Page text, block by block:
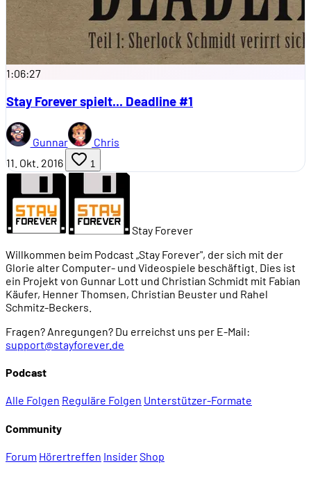
1:06:27
Stay Forever spielt... Deadline #1
Gunnar
Chris
11. Okt. 2016
1
Stay Forever
Willkommen beim Podcast „Stay Forever", der sich mit der
Glorie alter Computer- und Videospiele beschäftigt. Dies ist
ein Projekt von Gunnar Lott und Christian Schmidt mit Fabian
Käufer, Henner Thomsen, Christian Beuster und Rahel
Schmitz-Beckers.
Fragen? Anregungen? Du erreichst uns per E-Mail:
support@stayforever.de
Podcast
Alle Folgen Reguläre Folgen Unterstützer-Formate
Community
Forum Hörertreffen InsiderShop